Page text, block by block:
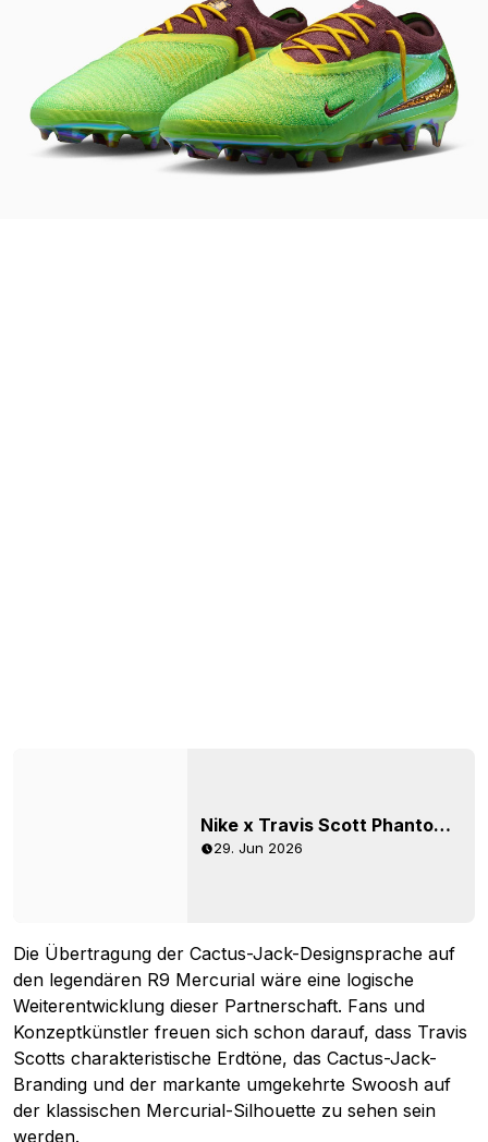
Nike x Travis Scott Phantom 6 Cactus Jack-Fußballschuhe erschienen – jetzt erhältlich
29. Jun 2026
Die Übertragung der Cactus-Jack-Designsprache auf
den legendären R9 Mercurial wäre eine logische
Weiterentwicklung dieser Partnerschaft. Fans und
Konzeptkünstler freuen sich schon darauf, dass Travis
Scotts charakteristische Erdtöne, das Cactus-Jack-
Branding und der markante umgekehrte Swoosh auf
der klassischen Mercurial-Silhouette zu sehen sein
werden.